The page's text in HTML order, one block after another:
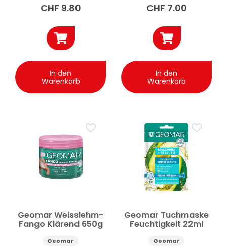
CHF 9.80
In den
Warenkorb
CHF 7.00
In den
Warenkorb
Geomar Weisslehm-
Fango Klärend 650g
Geomar
Geomar Tuchmaske
Feuchtigkeit 22ml
Geomar